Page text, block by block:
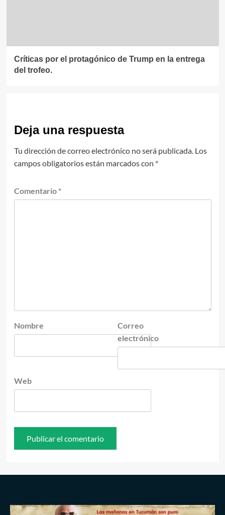
Críticas por el protagónico de Trump en la entrega
del trofeo.
Deja una respuesta
Tu dirección de correo electrónico no será publicada. Los
campos obligatorios están marcados con *
Comentario *
Nombre
Correo
electrónico
Web